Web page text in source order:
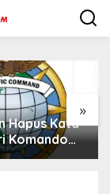
»
Helikopter
Rusia,
Udara